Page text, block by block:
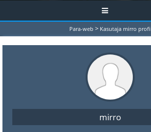
Para-web > Kasutaja mirro
mirro